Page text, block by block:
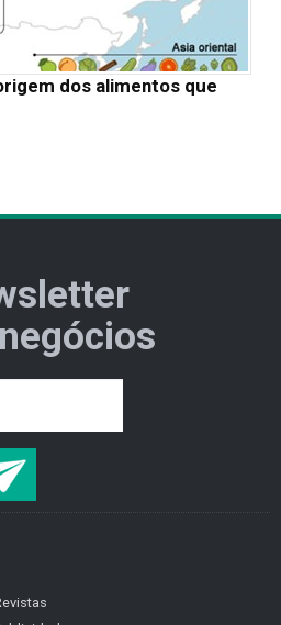
dos alimentos que